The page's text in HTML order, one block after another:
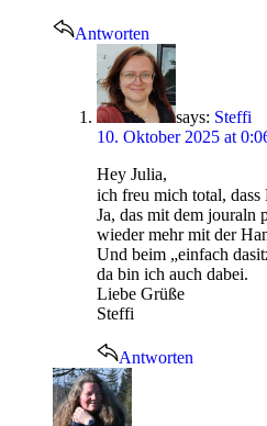
Antworten
says: Steffi
10. Oktober 2025 at
Hey Julia,
ich freu mich total,
Ja, das mit dem jouraln
wieder mehr mit der
Und beim „einfach
da bin ich auch dabei.
Liebe Grüße
Steffi
Antworten